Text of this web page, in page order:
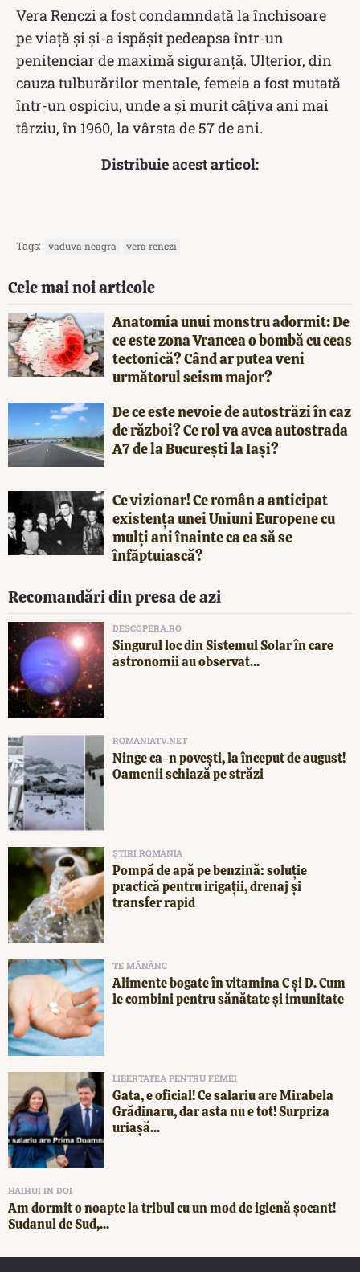
Vera Renczi a fost condamndată la închisoare
pe viață și și-a ispășit pedeapsa într-un
penitenciar de maximă siguranță. Ulterior, din
cauza tulburărilor mentale, femeia a fost mutată
într-un ospiciu, unde a și murit câțiva ani mai
târziu, în 1960, la vârsta de 57 de ani.
Distribuie acest articol:
Tags: vaduva neagra vera renczi
Cele mai noi articole
Anatomia unui monstru adormit: De
ce este zona Vrancea o bombă cu ceas
tectonică? Când ar putea veni
următorul seism major?
De ce este nevoie de autostrăzi în caz
de război? Ce rol va avea autostrada
A7 de la București la Iași?
Ce vizionar! Ce român a anticipat
existența unei Uniuni Europene cu
mulți ani înainte ca ea să se
înfăptuiască?
Recomandări din presa de azi
DESCOPERA.RO
Singurul loc din Sistemul Solar în care
astronomii au observat...
ROMANIATV.NET
Ninge ca-n povești, la început de august!
Oamenii schiază pe străzi
ȘTIRI ROMÂNIA
Pompă de apă pe benzină: soluție
practică pentru irigații, drenaj și
transfer rapid
TE MĂNÂNC
Alimente bogate în vitamina C și D. Cum
le combini pentru sănătate și imunitate
LIBERTATEA PENTRU FEMEI
Gata, e oficial! Ce salariu are Mirabela
Grădinaru, dar asta nu e tot! Surpriza
uriașă...
HAIHUI IN DOI
Am dormit o noapte la tribul cu un mod de igienă șocant!
Sudanul de Sud,...